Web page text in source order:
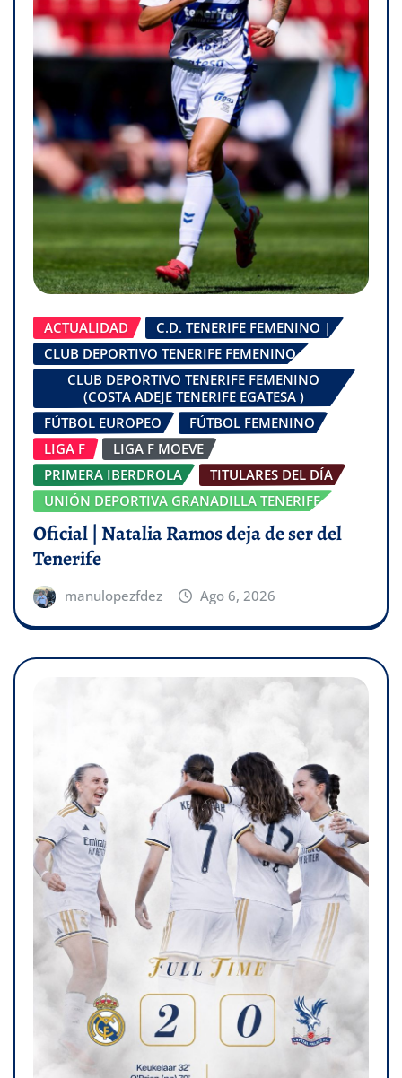
ACTUALIDAD
C.D. TENERIFE FEMENINO |
CLUB DEPORTIVO TENERIFE FEMENINO
CLUB DEPORTIVO TENERIFE FEMENINO
(COSTA ADEJE TENERIFE EGATESA )
FÚTBOL EUROPEO
FÚTBOL FEMENINO
LIGA F
LIGA F MOEVE
PRIMERA IBERDROLA
TITULARES DEL DÍA
UNIÓN DEPORTIVA GRANADILLA TENERIFE
Oficial | Natalia Ramos deja de ser del
Tenerife
manulopezfdez Ago 6, 2026